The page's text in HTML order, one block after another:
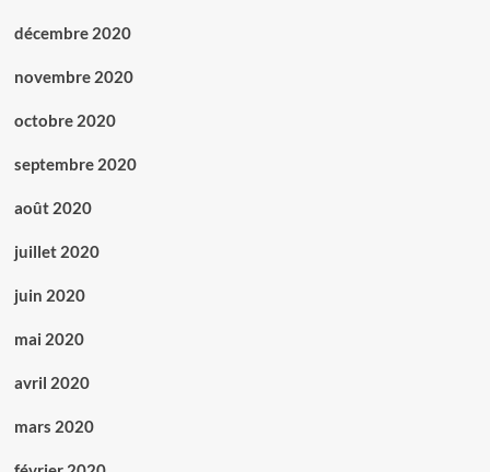
décembre 2020
novembre 2020
octobre 2020
septembre 2020
août 2020
juillet 2020
juin 2020
mai 2020
avril 2020
mars 2020